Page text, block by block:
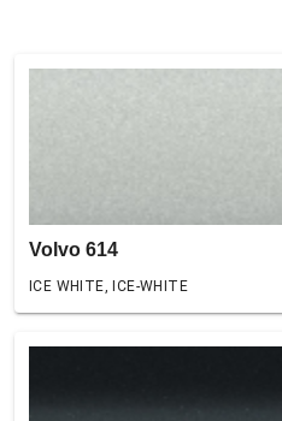
Volvo 614
ICE WHITE, ICE-WHITE